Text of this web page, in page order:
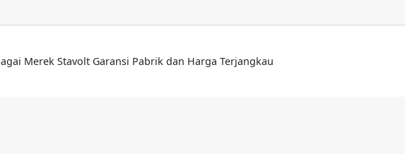
Merek Stavolt Garansi Pabrik dan Harga Terjangkau